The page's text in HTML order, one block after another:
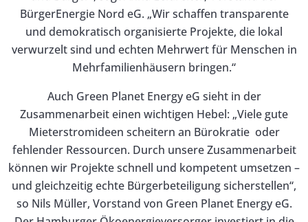
BürgerEnergie Nord eG. „Wir schaffen transparente
und demokratisch organisierte Projekte, die lokal
verwurzelt sind und echten Mehrwert für Menschen in
Mehrfamilienhäusern bringen.“
Auch Green Planet Energy eG sieht in der
Zusammenarbeit einen wichtigen Hebel: „Viele gute
Mieterstromideen scheitern an Bürokratie oder
fehlender Ressourcen. Durch unsere Zusammenarbeit
können wir Projekte schnell und kompetent umsetzen –
und gleichzeitig echte Bürgerbeteiligung sicherstellen“,
so Nils Müller, Vorstand von Green Planet Energy eG.